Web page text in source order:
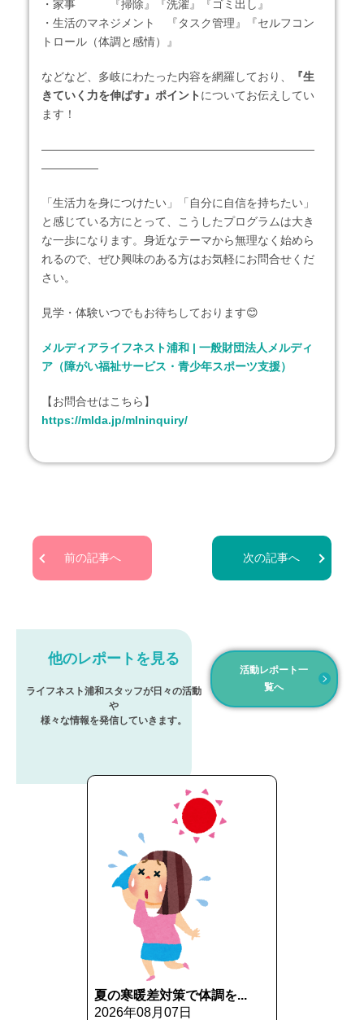
・家事 『掃除』『洗濯』『ゴミ出し』
・生活のマネジメント 『タスク管理』『セルフコン
トロール（体調と感情）』
などなど、多岐にわたった内容を網羅しており、
『生
きていく力を伸ばす』ポイント についてお伝えしてい
ます！
――――――――――――――――――――――――
―――――
「生活力を身につけたい」「自分に自信を持ちたい」
と感じている方にとって、こうしたプログラムは大き
な一歩になります。身近なテーマから無理なく始めら
れるので、ぜひ興味のある方はお気軽にお問合せくだ
さい。
見学・体験いつでもお待ちしております😊
メルディアライフネスト浦和 | 一般財団法人メルディ
ア（障がい福祉サービス・青少年スポーツ支援）
【お問合せはこちら】
https://mlda.jp/mlninquiry/
前の記事へ 次の記事へ
他のレポートを見る
ライフネスト浦和スタッフが日々の活動
や
様々な情報を発信していきます。
活動レポート一
覧へ
夏の寒暖差対策で体調を...
2026年08月07日